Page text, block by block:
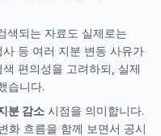
색되는 자료도 실제로는
사 등 여러 지분 변동 사유가
편의성을 고려하되, 실제
습니다.
분 감소 시점을 의미합니다.
화 흐름을 함께 보면서 공시